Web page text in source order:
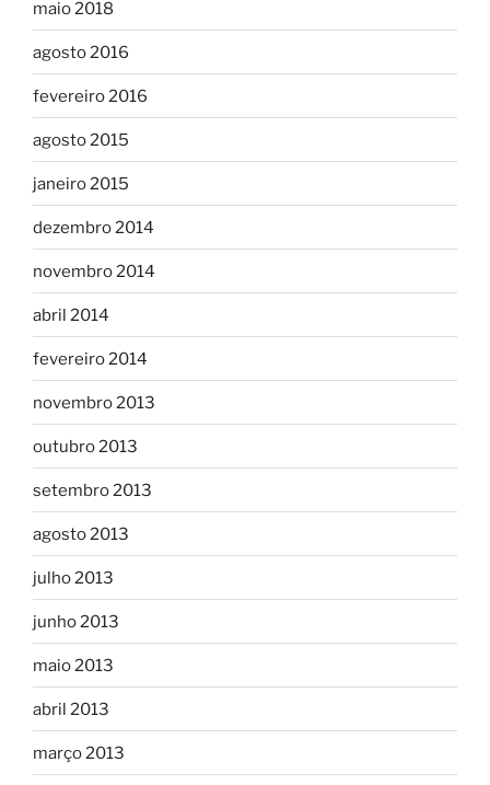
maio 2018
agosto 2016
fevereiro 2016
agosto 2015
janeiro 2015
dezembro 2014
novembro 2014
abril 2014
fevereiro 2014
novembro 2013
outubro 2013
setembro 2013
agosto 2013
julho 2013
junho 2013
maio 2013
abril 2013
março 2013